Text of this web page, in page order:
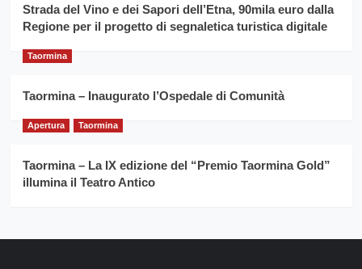
Strada del Vino e dei Sapori dell’Etna, 90mila euro dalla
Regione per il progetto di segnaletica turistica digitale
Taormina
Taormina – Inaugurato l’Ospedale di Comunità
Apertura Taormina
Taormina – La IX edizione del “Premio Taormina Gold”
illumina il Teatro Antico